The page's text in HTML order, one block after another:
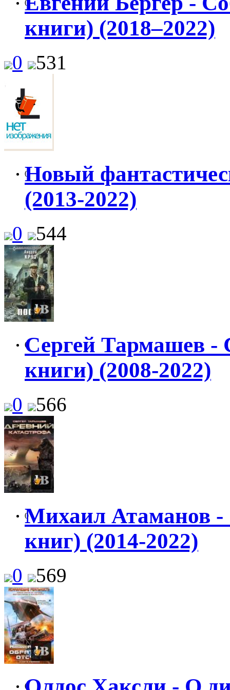
0
книги) (2018–2022)
0 531
0
Новый
(2013-2022)
0 544
0Сергей Тармашев -
книги) (2008-2022)
0 566
0
Михаил Атаманов -
книг) (2014-2022)
0 569
0